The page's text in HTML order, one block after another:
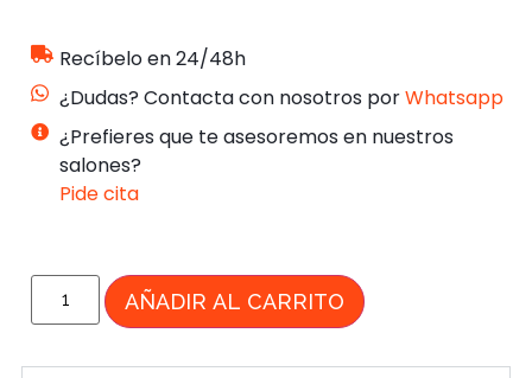
Recíbelo en 24/48h
¿Dudas? Contacta con nosotros porWhatsapp
¿Prefieres que te asesoremos en nuestros
salones?
Pide cita
AÑADIR AL CARRITO